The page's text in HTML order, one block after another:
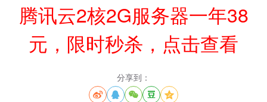
腾讯云2核2G服务器一年38
元，限时秒杀，点击查看
分享到：
    